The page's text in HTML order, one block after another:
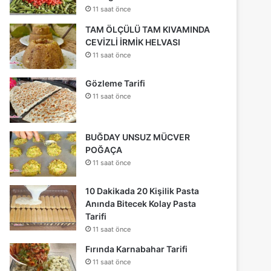
11 saat önce
TAM ÖLÇÜLÜ TAM KIVAMINDA
CEVİZLİ İRMİK HELVASI
11 saat önce
Gözleme Tarifi
11 saat önce
BUĞDAY UNSUZ MÜCVER
POĞAÇA
11 saat önce
10 Dakikada 20 Kişilik Pasta
Anında Bitecek Kolay Pasta
Tarifi
11 saat önce
Fırında Karnabahar Tarifi
11 saat önce